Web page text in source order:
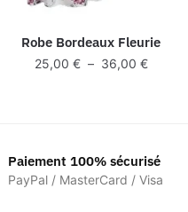
Robe Bordeaux Fleurie
25,00 € – 36,00 €Plage
36,00 €
Paiement 100% sécurisé
PayPal / MasterCard / Visa